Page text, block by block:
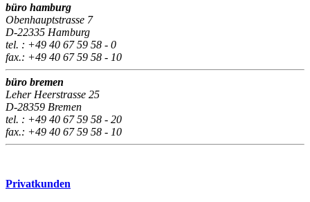
büro hamburg
Obenhauptstrasse 7
D-22335 Hamburg
tel. : +49 40 67 59 58 - 0
fax.: +49 40 67 59 58 - 10
büro bremen
Leher Heerstrasse 25
D-28359 Bremen
tel. : +49 40 67 59 58 - 20
fax.: +49 40 67 59 58 - 10
Privatkunden